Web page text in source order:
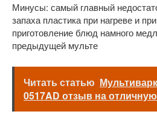
Минусы: самый главный
запаха пластика при нагреве и
приготовление блюд намного
предыдущей мульте
Читать статью
0517AD отзыв на